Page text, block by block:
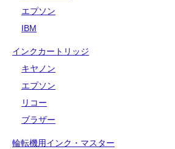
エプソン
IBM
インクカートリッジ
キヤノン
エプソン
リコー
ブラザー
輪転機用インク・マスター